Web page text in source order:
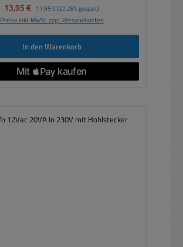
Verkaufspreis:
13,95 € Regulärer Preis:
17,95 € (22.28% gespart)
Preise inkl. MwSt. zzgl. Versandkosten
In den Warenkorb